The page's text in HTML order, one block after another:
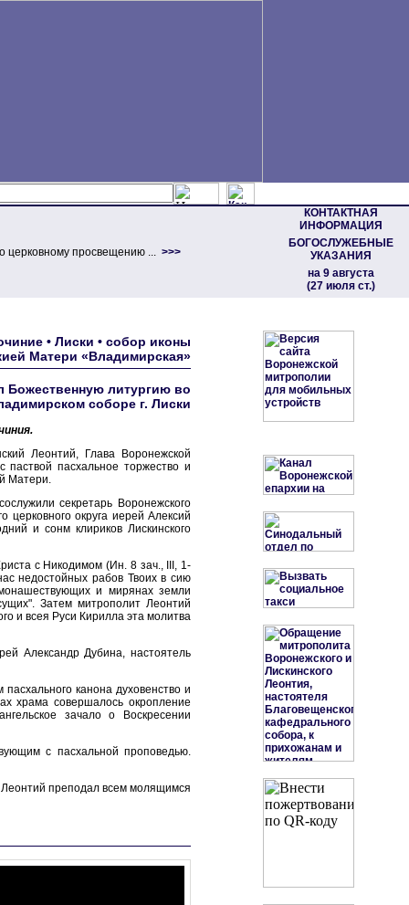
КОНТАКТНАЯ
ИНФОРМАЦИЯ
БОГОСЛУЖЕБНЫЕ
УКАЗАНИЯ
на 9 августа
(27 июля ст.)
церковному просвещению ... >>>
• Лиски • собор иконы
Матери «Владимирская»
Божественную литургию во
соборе г. Лиски
Леонтий, Глава Воронежской
паствой пасхальное торжество и
Матери.
секретарь Воронежского
церковного округа иерей Алексий
и сонм клириков Лискинского
с Никодимом (Ин. 8 зач., III, 1-
недостойных рабов Твоих в сию
и мирянах земли
Затем митрополит Леонтий
и всея Руси Кирилла эта молитва
Александр Дубина, настоятель
канона духовенство и
храма совершалось окропление
зачало о Воскресении
с пасхальной проповедью.
преподал всем молящимся